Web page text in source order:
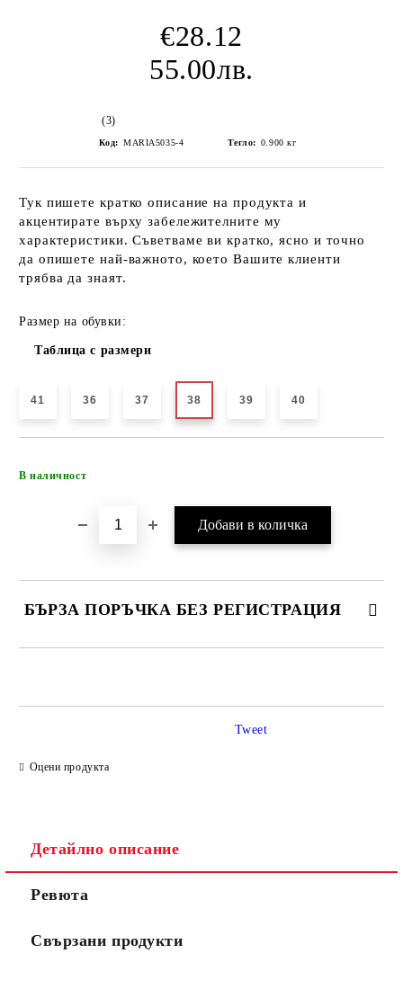
€28.12
55.00лв.
(3)
Код: MARIA5035-4 Тегло: 0.900 кг
Тук пишете кратко описание на продукта и
акцентирате върху забележителните му
характеристики. Съветваме ви кратко, ясно и точно
да опишете най-важното, което Вашите клиенти
трябва да знаят.
Размер на обувки:
Таблица с размери
41 36 37 38 39 40
В наличност
БЪРЗА ПОРЪЧКА БЕЗ РЕГИСТРАЦИЯ
Оцени продукта
Tweet
Детайлно описание
Ревюта
Свързани продукти